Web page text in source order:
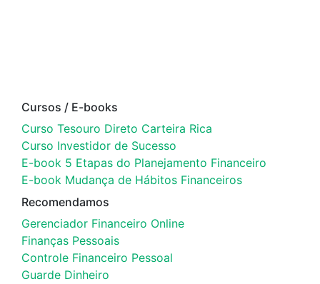
Cursos / E-books
Curso Tesouro Direto Carteira Rica
Curso Investidor de Sucesso
E-book 5 Etapas do Planejamento Financeiro
E-book Mudança de Hábitos Financeiros
Recomendamos
Gerenciador Financeiro Online
Finanças Pessoais
Controle Financeiro Pessoal
Guarde Dinheiro